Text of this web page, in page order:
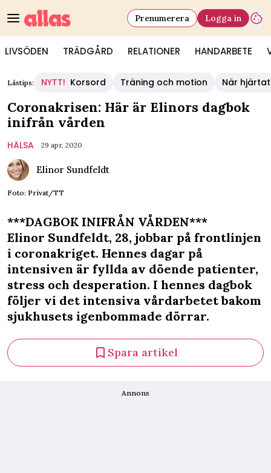
LIVSÖDEN TRÄDGÅRD RELATIONER HANDARBETE
Prenumerera Logga in
Lästips: NYTT! Korsord Träning och motion När
Coronakrisen: Här är Elinors dagbok
inifrån vården
HÄLSA 29 apr, 2020
Elinor Sundfeldt
Foto: Privat/TT
***DAGBOK INIFRÅN VÅRDEN***
Elinor Sundfeldt, 28, jobbar på frontlinjen
i coronakriget. Hennes dagar på
intensiven är fyllda av döende patienter,
stress och desperation. I hennes dagbok
följer vi det intensiva vårdarbetet bakom
sjukhusets igenbommade dörrar.
Spara artikel
Annons